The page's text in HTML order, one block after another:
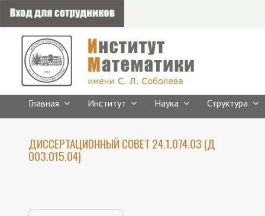
Главная Институт Наука Структура
ДИССЕРТАЦИОННЫЙ СОВЕТ 24.1.074.03 (Д
003.015.04)